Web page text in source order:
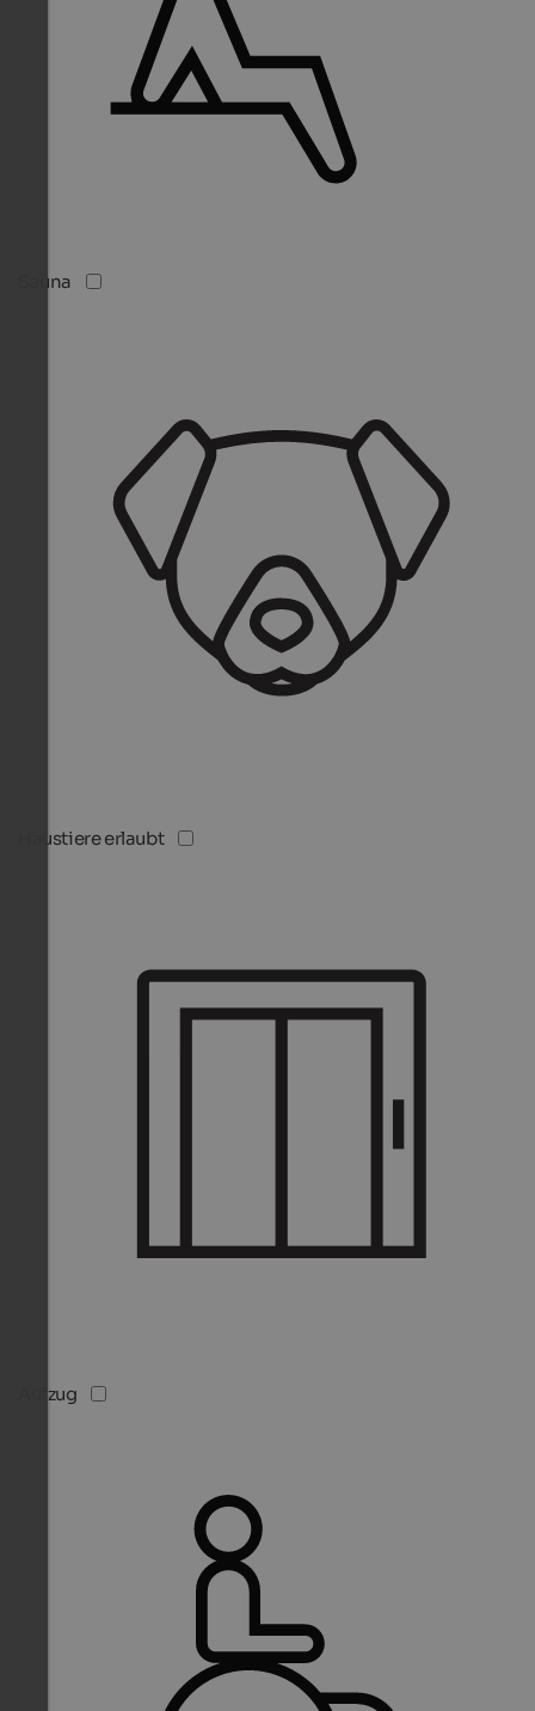
Sauna
Haustiere erlaubt
Aufzug